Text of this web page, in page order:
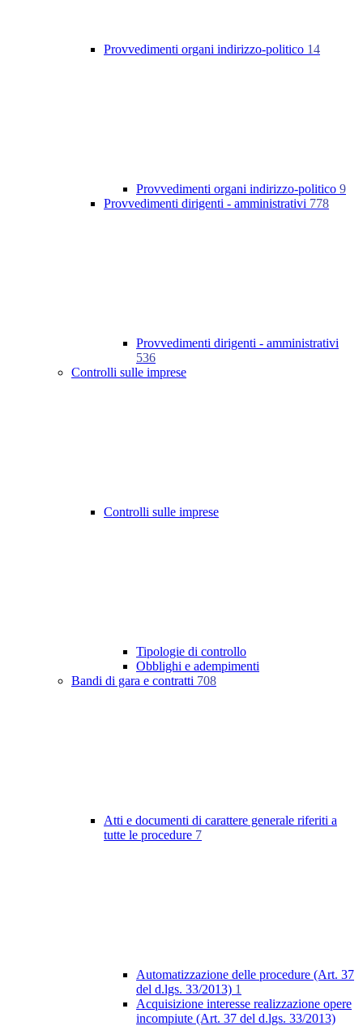
Provvedimenti organi indirizzo-politico 14
Provvedimenti organi indirizzo-politico 9
Provvedimenti dirigenti - amministrativi 778
Provvedimenti dirigenti - amministrativi
536
Controlli sulle imprese
Controlli sulle imprese
Tipologie di controllo
Obblighi e adempimenti
Bandi di gara e contratti 708
Atti e documenti di carattere generale riferiti a
tutte le procedure 7
Automatizzazione delle procedure (Art. 37
del d.lgs. 33/2013) 1
Acquisizione interesse realizzazione opere
incompiute (Art. 37 del d.lgs. 33/2013)